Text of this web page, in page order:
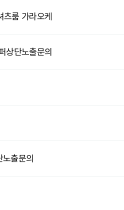
룸 가라오케
상단노출문의
출문의